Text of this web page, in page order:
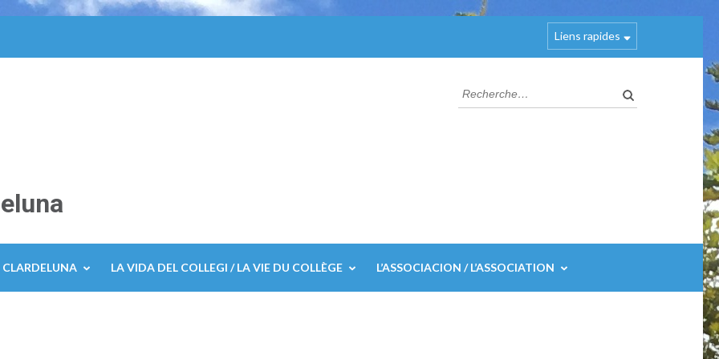
Liens rapides
Rechercher :
LA VIDA DEL COLLEGI / LA VIE DU COLLÈGE L’ASSOCIACION / L’ASSOCIATION